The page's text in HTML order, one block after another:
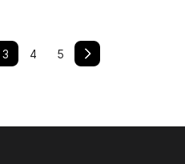
3 4 5